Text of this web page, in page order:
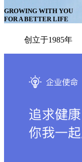
GROWING WITH YOU
FOR A BETTER LIFE
创立于1985年